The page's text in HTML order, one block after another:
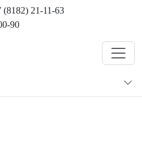
21-11-63
90